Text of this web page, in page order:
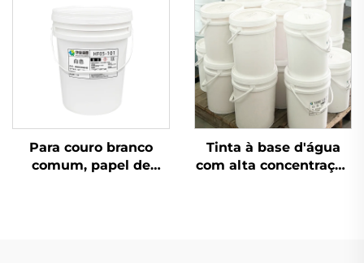
Coated para Muitos
Materiais
excepcionalmente
bem.
Para couro branco
comum, papel de
Tinta à base d'água
com alta concentração